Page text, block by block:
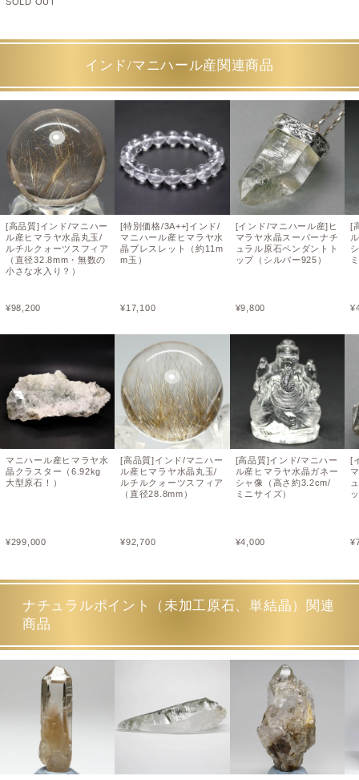
インド/マニハール産関連商品
[高品質]インド/マニハー
ル産ヒマラヤ水晶丸玉/
ルチルクォーツスフィア
（直径32.8mm・無数の
小さな水入り？）
¥98,200
マニハール産ヒマラヤ水
晶クラスター（6.92kg
大型原石！）
¥299,000
[特別価格/3A++]インド/
マニハール産ヒマラヤ水
晶ブレスレット（約11m
m玉）
¥17,100
[高品質]インド/マニハー
ル産ヒマラヤ水晶丸玉/
ルチルクォーツスフィア
（直径28.8mm）
¥92,700
[インド/マニハール産]ヒ
マラヤ水晶スーパーナチ
ュラル原石ペンダントト
ップ（シルバー925）
¥9,800
[高品質]インド/マニハー
ル産ヒマラヤ水晶ガネー
シャ像（高さ約3.2cm/
ミニサイズ）
¥4,000
[
¥
[
¥
ナチュラルポイント（未加工原石、単結晶）関連
商品